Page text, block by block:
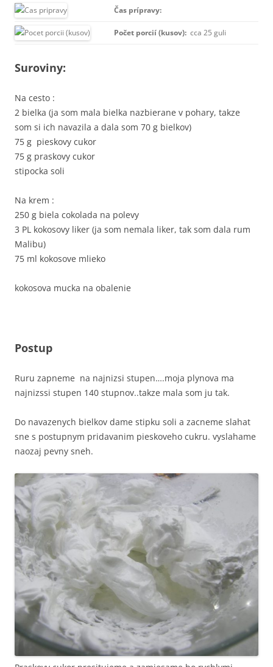
Čas prípravy:
Počet porcií (kusov): cca 25 guli
Suroviny:
Na cesto :
2 bielka (ja som mala bielka nazbierane v pohary, takze
som si ich navazila a dala som 70 g bielkov)
75 g pieskovy cukor
75 g praskovy cukor
stipocka soli
Na krem :
250 g biela cokolada na polevy
3 PL kokosovy liker (ja som nemala liker, tak som dala rum
Malibu)
75 ml kokosove mlieko
kokosova mucka na obalenie
Postup
Ruru zapneme na najnizsi stupen….moja plynova ma
najnizssi stupen 140 stupnov..takze mala som ju tak.
Do navazenych bielkov dame stipku soli a zacneme slahat
sne s postupnym pridavanim pieskoveho cukru. vyslahame
naozaj pevny sneh.